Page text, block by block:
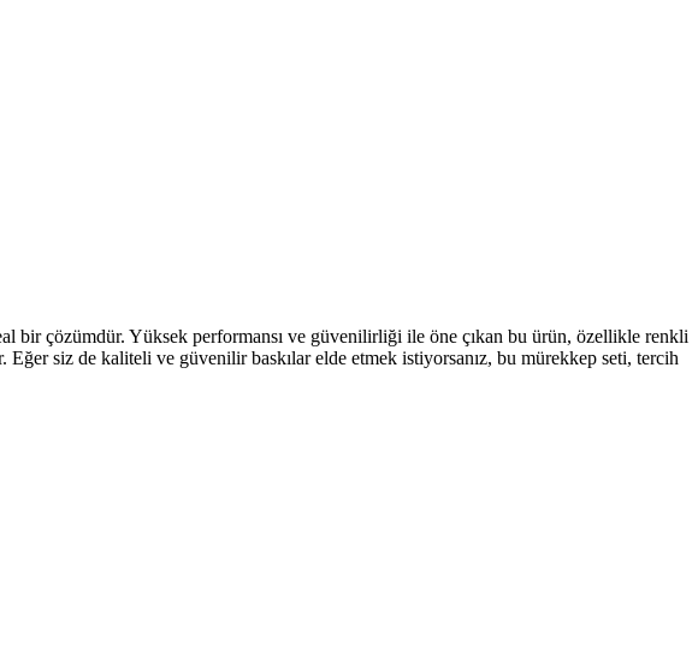
bir çözümdür. Yüksek performansı ve güvenilirliği ile öne çıkan bu ürün, özellikle renkli
Eğer siz de kaliteli ve güvenilir baskılar elde etmek istiyorsanız, bu mürekkep seti, tercih